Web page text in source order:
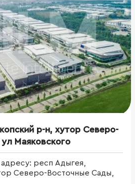
р-н, хутор Северо-
Маяковского
респ Адыгея,
Северо-Восточные Сады,